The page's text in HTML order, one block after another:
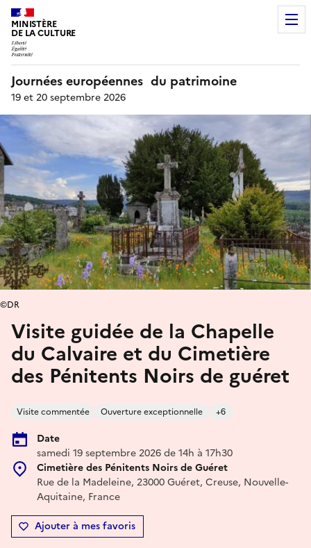
MINISTÈRE
DE LA CULTURE
Journées européennes du patrimoine
19 et 20 septembre 2026
Visite guidée de la Chapelle
du Calvaire et du Cimetière
des Pénitents Noirs de guéret
Visite commentée Ouverture exceptionnelle +6
Date
samedi 19 septembre 2026 de 14h à 17h30
Cimetière des Pénitents Noirs de Guéret
Rue de la Madeleine, 23000 Guéret, Creuse, Nouvelle-
Aquitaine, France
Ajouter à mes favoris
©DR